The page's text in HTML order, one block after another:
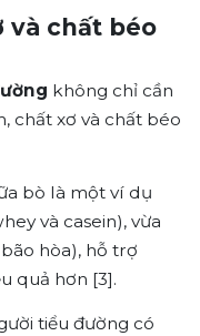
và chất béo
không chỉ cần
chất xơ và chất béo
bò là một ví dụ
và casein), vừa
hòa), hỗ trợ
quả hơn [3].
tiểu đường có